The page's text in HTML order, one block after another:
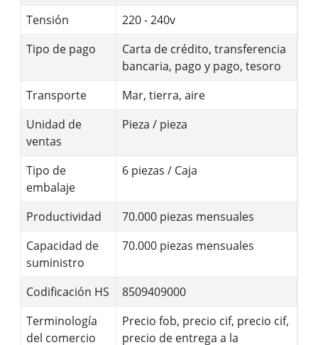
Tensión
220 - 240v
Tipo de pago
Carta de crédito, transferencia
bancaria, pago y pago, tesoro
Transporte
Mar, tierra, aire
Unidad de
ventas
Pieza / pieza
Tipo de
embalaje
6 piezas / Caja
Productividad
70.000 piezas mensuales
Capacidad de
suministro
70.000 piezas mensuales
Codificación HS
8509409000
Terminología
del comercio
Precio fob, precio cif, precio cif,
precio de entrega a la